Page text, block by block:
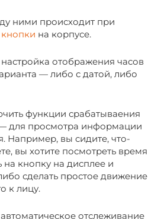
ними происходит при
на корпусе.
отображения часов
— либо с датой, либо
функции срабатываения
для просмотра информации
Например, вы сидите, что-
вы хотите посмотреть время
кнопку на дисплее и
сделать простое движение
к лицу.
отслеживание